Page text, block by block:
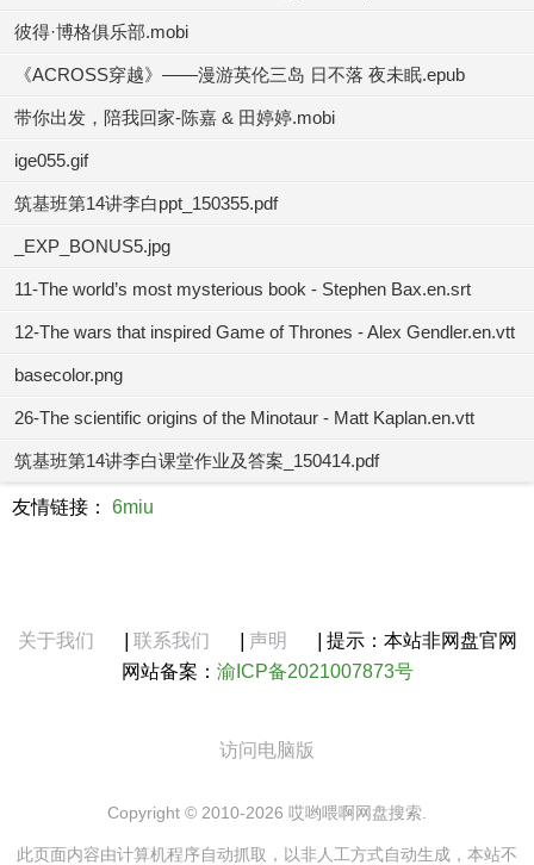
彼得·博格俱乐部.mobi
《ACROSS穿越》——漫游英伦三岛 日不落 夜未眠.epub
带你出发，陪我回家-陈嘉 & 田婷婷.mobi
ige055.gif
筑基班第14讲李白ppt_150355.pdf
_EXP_BONUS5.jpg
11-The world’s most mysterious book - Stephen Bax.en.srt
12-The wars that inspired Game of Thrones - Alex Gendler.en.vtt
basecolor.png
26-The scientific origins of the Minotaur - Matt Kaplan.en.vtt
筑基班第14讲李白课堂作业及答案_150414.pdf
友情链接： 6miu
关于我们 联系我们 声明
提示：本站非网盘官网
网站备案： 渝ICP备2021007873号
访问电脑版
Copyright © 2010-2026 哎哟喂啊网盘搜索.
此页面内容由计算机程序自动抓取，以非人工方式自动生成，本站不